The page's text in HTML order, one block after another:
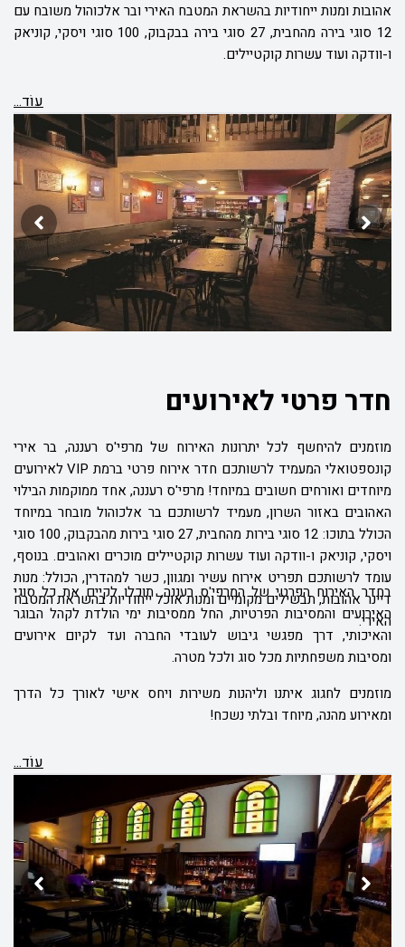
אהובות ומנות ייחודיות בהשראת המטבח האירי ובר אלכוהול משובח עם
12 סוגי בירה מהחבית, 27 סוגי בירה בבקבוק, 100 סוגי ויסקי, קוניאק
ו-וודקה ועוד עשרות קוקטיילים.
עוֹד...
חדר פרטי לאירועים
מוזמנים להיחשף לכל יתרונות האירוח של מרפי'ס רעננה, בר אירי
קונספטואלי המעמיד לרשותכם חדר אירוח פרטי ברמת VIPלאירועים
מיוחדים ואורחים חשובים במיוחד! מרפי'ס רעננה, אחד ממוקמות הבילוי
האהובים באזור השרון, מעמיד לרשותכם בר אלכוהול מובחר במיוחד
הכולל בתוכו: 12 סוגי בירות מהחבית, 27 סוגי בירות מהבקבוק, 100 סוגי
ויסקי, קוניאק ו-וודקה ועוד עשרות קוקטיילים מוכרים ואהובים. בנוסף,
עומד לרשותכם תפריט אירוח עשיר ומגוון, כשר למהדרין, הכולל: מנות
דיינר אהובות, תבשילים מקומיים ומנות אוכל ייחודיות בהשראת המטבח
האירי.
בחדר האירוח הפרטי של המרפי'ס רעננה, תוכלו לקיים את כל סוגי
האירועים והמסיבות הפרטיות, החל ממסיבות ימי הולדת לקהל הבוגר
והאיכותי, דרך מפגשי גיבוש לעובדי החברה ועד לקיום אירועים
ומסיבות משפחתיות מכל סוג ולכל מטרה.
מוזמנים לחגוג איתנו וליהנות משירות ויחס אישי לאורך כל הדרך
ומאירוע מהנה, מיוחד ובלתי נשכח!
עוֹד...